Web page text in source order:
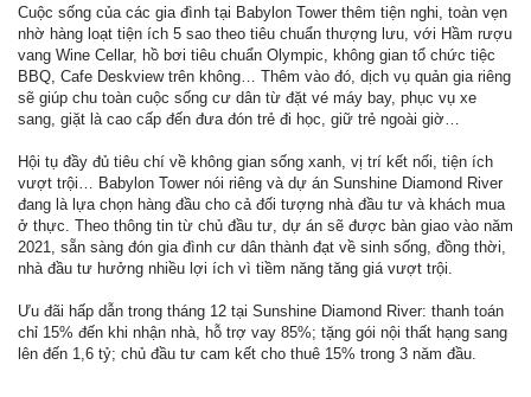
Cuộc sống của các gia đình tại Babylon Tower thêm tiện nghi, toàn vẹn
nhờ hàng loạt tiện ích 5 sao theo tiêu chuẩn thượng lưu, với Hầm rượu
vang Wine Cellar, hồ bơi tiêu chuẩn Olympic, không gian tổ chức tiệc
BBQ, Cafe Deskview trên không… Thêm vào đó, dịch vụ quản gia riêng
sẽ giúp chu toàn cuộc sống cư dân từ đặt vé máy bay, phục vụ xe
sang, giặt là cao cấp đến đưa đón trẻ đi học, giữ trẻ ngoài giờ…
Hội tụ đầy đủ tiêu chí về không gian sống xanh, vị trí kết nối, tiện ích
vượt trội… Babylon Tower nói riêng và dự án Sunshine Diamond River
đang là lựa chọn hàng đầu cho cả đối tượng nhà đầu tư và khách mua
ở thực. Theo thông tin từ chủ đầu tư, dự án sẽ được bàn giao vào năm
2021, sẵn sàng đón gia đình cư dân thành đạt về sinh sống, đồng thời,
nhà đầu tư hưởng nhiều lợi ích vì tiềm năng tăng giá vượt trội.
Ưu đãi hấp dẫn trong tháng 12 tại Sunshine Diamond River: thanh toán
chỉ 15% đến khi nhận nhà, hỗ trợ vay 85%; tặng gói nội thất hạng sang
lên đến 1,6 tỷ; chủ đầu tư cam kết cho thuê 15% trong 3 năm đầu.